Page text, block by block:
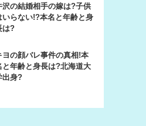
沢の結婚相手の嫁は?子供
いらない!?本名と年齢と身
は?
ヨの顔バレ事件の真相!本
と年齢と身長は?北海道大
出身?